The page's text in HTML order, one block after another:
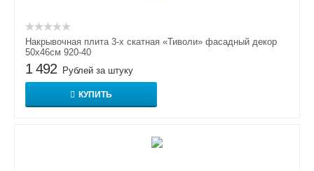
Накрывочная плита 3-х скатная «Тиволи» фасадный декор
50х46см 920-40
1 492 Рублей за штуку
КУПИТЬ